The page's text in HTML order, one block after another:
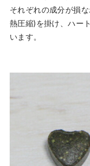
それぞれの成分が損
熱圧縮)を掛け、ハー
います。